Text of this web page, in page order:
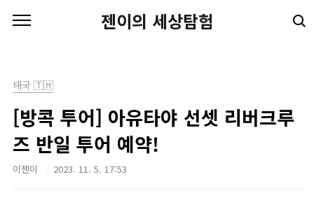
젠이의 세상탐험
태국 🇹🇭
[방콕 투어] 아유타야 선셋 리버크루
즈 반일 투어 예약!
이젠이 2023. 11. 5. 17:53